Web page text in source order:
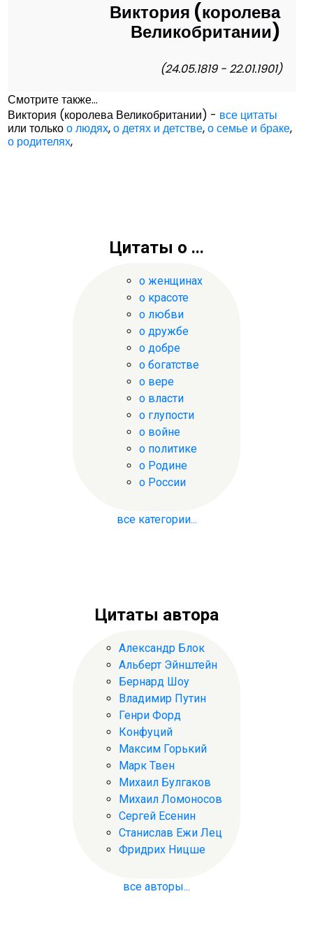
Виктория (королева
Великобритании)
(24.05.1819 - 22.01.1901)
Смотрите также...
Виктория (королева Великобритании) - все цитаты
или толькоо людях,о детях и детстве,о семье и браке,
о родителях,
Цитаты о ...
о женщинах
о красоте
о любви
о дружбе
о добре
о богатстве
о вере
о власти
о глупости
о войне
о политике
о Родине
о России
все категории...
Цитаты автора
Александр Блок
Альберт Эйнштейн
Бернард Шоу
Владимир Путин
Генри Форд
Конфуций
Максим Горький
Марк Твен
Михаил Булгаков
Михаил Ломоносов
Сергей Есенин
Станислав Ежи Лец
Фридрих Ницше
все авторы...